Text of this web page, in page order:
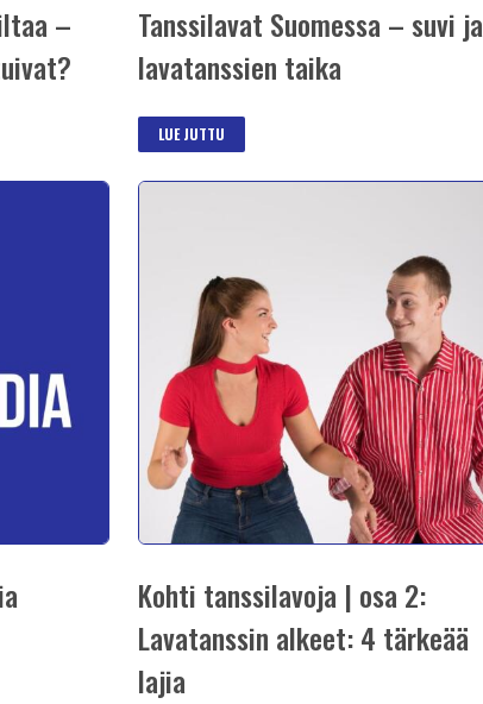
–
Tanssilavat Suomessa – suvi ja
lavatanssien taika
LUE JUTTU
Kohti tanssilavoja | osa 2:
Lavatanssin alkeet: 4 tärkeää
lajia